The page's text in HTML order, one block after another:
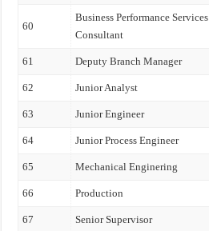
60
Business Performance Services
Consultant
61 Deputy Branch Manager
62 Junior Analyst
63 Junior Engineer
64 Junior Process Engineer
65 Mechanical Enginering
66 Production
67 Senior Supervisor